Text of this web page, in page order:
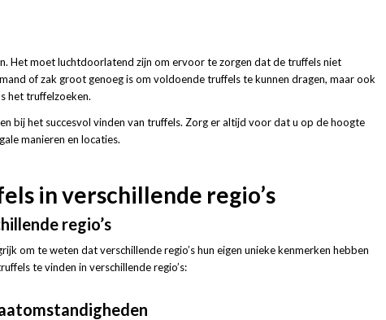
Het moet luchtdoorlatend zijn om ervoor te zorgen dat de truffels niet
of zak groot genoeg is om voldoende truffels te kunnen dragen, maar ook
het truffelzoeken.
bij het succesvol vinden van truffels. Zorg er altijd voor dat u op de hoogte
manieren en locaties.
in verschillende regio’s
regio’s
om te weten dat verschillende regio’s hun eigen unieke kenmerken hebben
te vinden in verschillende regio’s: